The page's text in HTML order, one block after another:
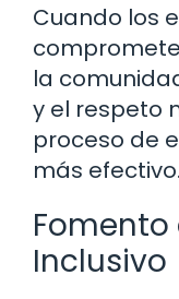
Cuando los
la
y el respeto
proceso de
más efectivo.
Fomento
Inclusivo